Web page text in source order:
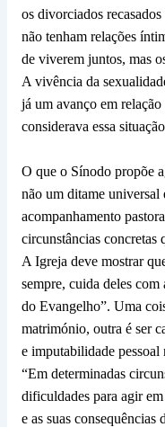
os divorciados
não tenham relações
de viverem juntos, mas
A vivência da
já um avanço em
considerava essa
O que o Sínodo propõe
não um ditame universal
acompanhamento
circunstâncias concretas
A Igreja deve mostrar
sempre, cuida deles
do Evangelho”. Uma
matrimónio, outra é ser
e imputabilidade pessoal
“Em determinadas
dificuldades para agir
e as suas